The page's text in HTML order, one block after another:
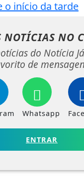
o início da tarde
NOTÍCIAS NO
do Notícia
de
Whatsapp
ENTRAR